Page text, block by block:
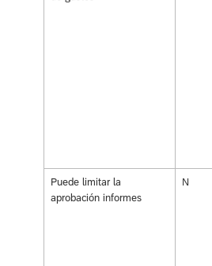
Puede limitar la
aprobación informes
N